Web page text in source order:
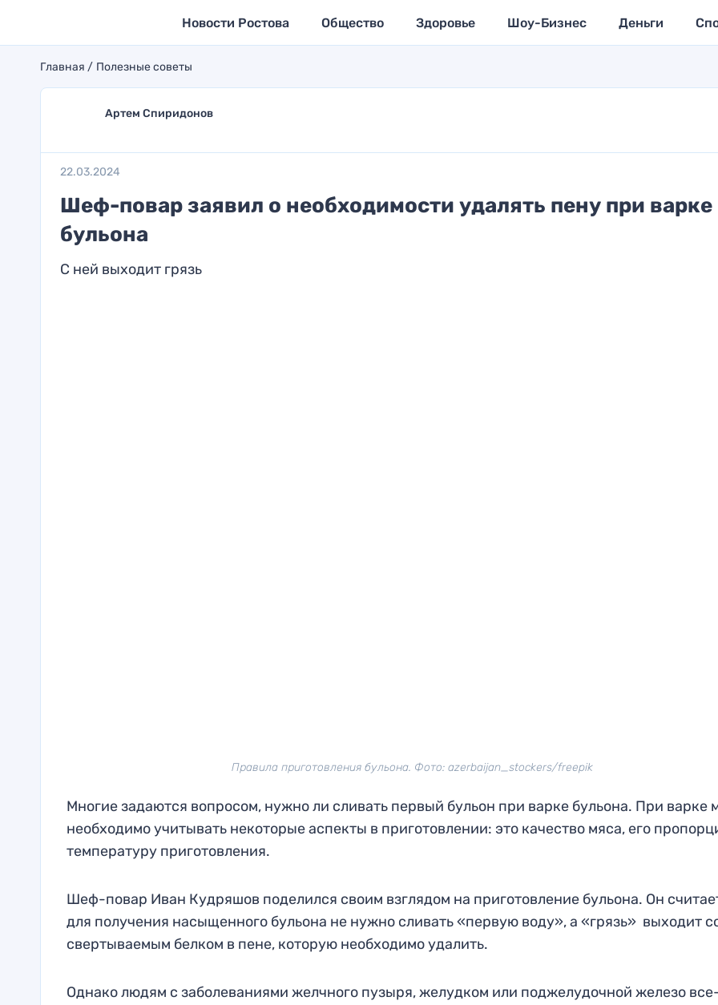
Новости Ростова Общество Здоровье Шоу-Бизнес Деньги
Главная Полезные советы
Артем Спиридонов
22.03.2024
Шеф-повар заявил о необходимости удалять пену при варке
бульона
С ней выходит грязь
Правила приготовления бульона. Фото: azerbaijan_stockers/freepik
Многие задаются вопросом, нужно ли сливать первый бульон при варке бульона. При варке
необходимо учитывать некоторые аспекты в приготовлении: это качество мяса, его
температуру приготовления.
Шеф-повар Иван Кудряшов поделился своим взглядом на приготовление бульона. Он
для получения насыщенного бульона не нужно сливать «первую воду», а «грязь» выходит
свертываемым белком в пене, которую необходимо удалить.
Однако людям с заболеваниями желчного пузыря, желудком или поджелудочной железо